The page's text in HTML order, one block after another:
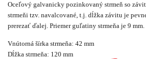
Oceľový galvanicky pozinkovaný strmeň so
strmeňi tzv. navalcované, t.j. dĺžka závitu je
prerezať ďalej. Priemer guľatiny strmeňa je 9 mm.
Vnútorná šírka strmeňa: 42 mm
Dĺžka strmeňa: 120 mm